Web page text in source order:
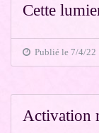
Cette
Publié le 7/4/22
Activation